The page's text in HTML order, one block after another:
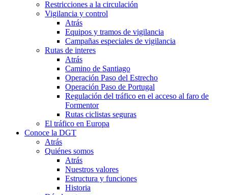
Restricciones a la circulación
Vigilancia y control
Atrás
Equipos y tramos de vigilancia
Campañas especiales de vigilancia
Rutas de interes
Atrás
Camino de Santiago
Operación Paso del Estrecho
Operación Paso de Portugal
Regulación del tráfico en el acceso al faro de
Formentor
Rutas ciclistas seguras
El tráfico en Europa
Conoce la DGT
Atrás
Quiénes somos
Atrás
Nuestros valores
Estructura y funciones
Historia